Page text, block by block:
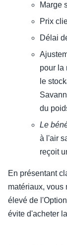
Marge
Prix
Délai
pour la
le
du
Le
à l'air
reçoit
En présentant
matériaux, vous
élevé de
évite d'acheter